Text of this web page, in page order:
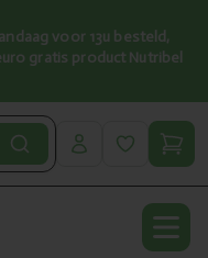
voor 13u besteld,
gratis product Nutribel